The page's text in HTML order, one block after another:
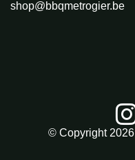
shop@bbqmetrogier.be
© Copyright 2026